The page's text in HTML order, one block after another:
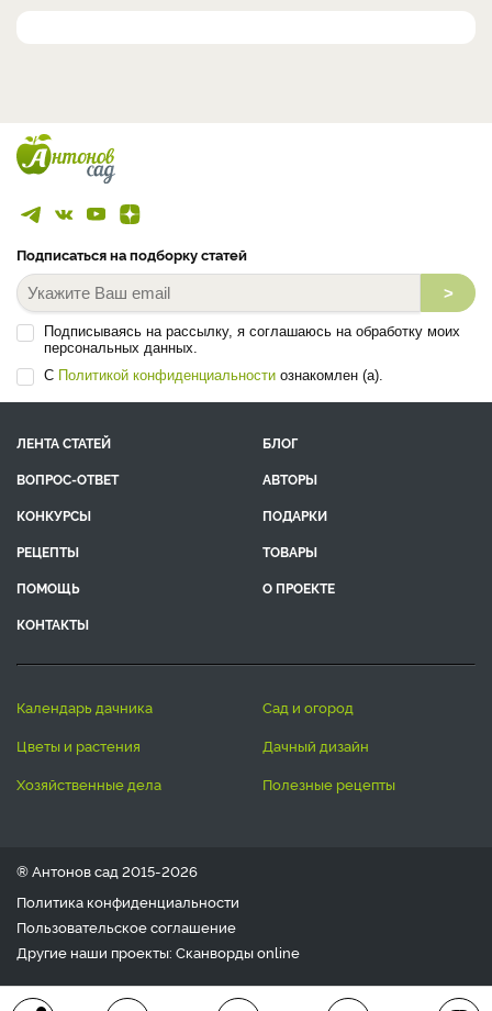
Подписаться на подборку статей
>
Подписываясь на рассылку, я соглашаюсь на обработку моих
персональных данных.
С Политикой конфиденциальности ознакомлен (а).
ЛЕНТА СТАТЕЙ
БЛОГ
ВОПРОС-ОТВЕТ
АВТОРЫ
КОНКУРСЫ
ПОДАРКИ
РЕЦЕПТЫ
ТОВАРЫ
ПОМОЩЬ
О ПРОЕКТЕ
КОНТАКТЫ
календарь дачника
сад и огород
цветы и растения
дачный дизайн
хозяйственные дела
полезные рецепты
® Антонов сад 2015-2026
Политика конфиденциальности
Пользовательское соглашение
Другие наши проекты: Сканвордыonline
Любое использование материала допускается только с